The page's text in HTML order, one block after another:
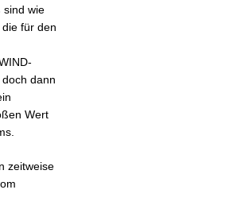
sind wie
für den
dann
Wert
zeitweise